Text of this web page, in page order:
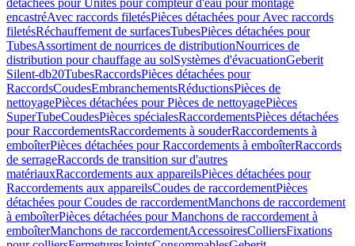
détachées pour Unités pour compteur d'eau pour montage
encastréAvec raccords filetésPièces détachées pour Avec raccords
filetésRéchauffement de surfacesTubesPièces détachées pour
TubesAssortiment de nourrices de distributionNourrices de
distribution pour chauffage au solSystèmes d'évacuationGeberit
Silent-db20TubesRaccordsPièces détachées pour
RaccordsCoudesEmbranchementsRéductionsPièces de
nettoyagePièces détachées pour Pièces de nettoyagePièces
SuperTubeCoudesPièces spécialesRaccordementsPièces détachées
pour RaccordementsRaccordements à souderRaccordements à
emboîterPièces détachées pour Raccordements à emboîterRaccords
de serrageRaccords de transition sur d'autres
matériauxRaccordements aux appareilsPièces détachées pour
Raccordements aux appareilsCoudes de raccordementPièces
détachées pour Coudes de raccordementManchons de raccordement
à emboîterPièces détachées pour Manchons de raccordement à
emboîterManchons de raccordementAccessoiresColliersFixations